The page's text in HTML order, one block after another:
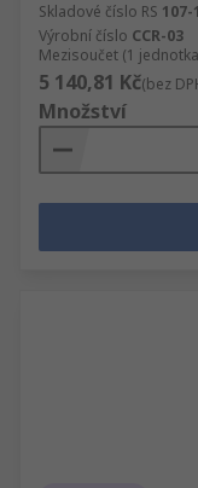
Skladové číslo RS 107-
Výrobní číslo CCR-03
Mezisoučet (1
5 140,81 Kč(bez
Množství